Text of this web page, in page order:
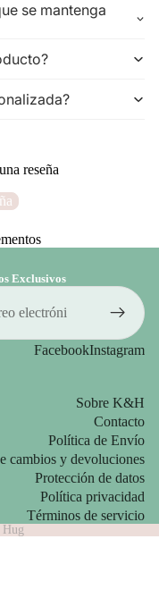
se mantenga
reseña
Exclusivos
FacebookInstagram
Sobre K&H
Contacto
Política de Envío
cambios y devoluciones
Protección de datos
Política privacidad
Términos de servicio
Hug